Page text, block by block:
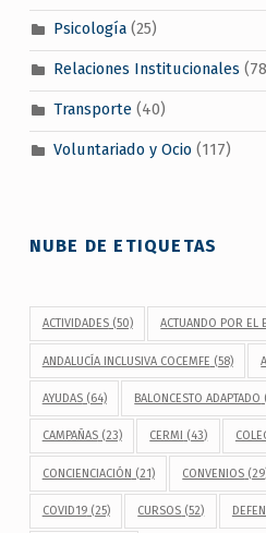
Psicología(25)
Relaciones Institucionales
Transporte(40)
Voluntariado y Ocio (117)
NUBE DE ETIQUETAS
ACTIVIDADES(50) ACTUANDO POR EL
ANDALUCÍA INCLUSIVA COCEMFE (58)
AYUDAS(64) BALONCESTO ADAPTADO
CAMPAÑAS(23) CERMI (43)
CONCIENCIACIÓN (21) CONVENIOS
COVID19(25) CURSOS (52)